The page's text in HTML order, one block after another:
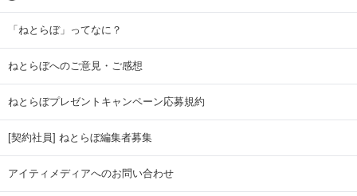
「ねとらぼ」ってなに？
ねとらぼへのご意見・ご感想
ねとらぼプレゼントキャンペーン応募規約
[契約社員] ねとらぼ編集者募集
アイティメディアへのお問い合わせ